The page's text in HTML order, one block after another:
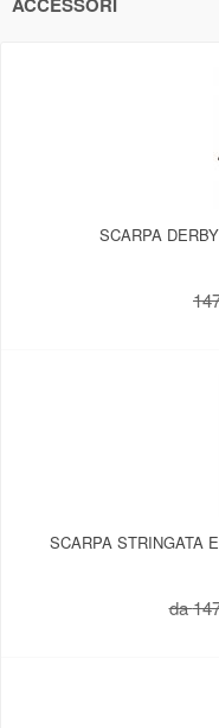
SCARPA
SCARPA STRINGATA
da